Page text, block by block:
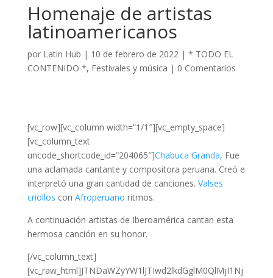
Homenaje de artistas
latinoamericanos
por Latin Hub | 10 de febrero de 2022| * TODO EL
CONTENIDO *, Festivales y música | 0 Comentarios
[vc_row][vc_column width=”1/1″][vc_empty_space]
[vc_column_text
uncode_shortcode_id=”204065″]Chabuca Granda, Fue
una aclamada cantante y compositora peruana. Creó e
interpretó una gran cantidad de canciones. Valses
criollos con Afroperuano ritmos.
A continuación artistas de Iberoamérica cantan esta
hermosa canción en su honor.
[/vc_column_text]
[vc_raw_html]JTNDaWZyYW1lJTIwd2lkdGglM0QlMjI1Nj